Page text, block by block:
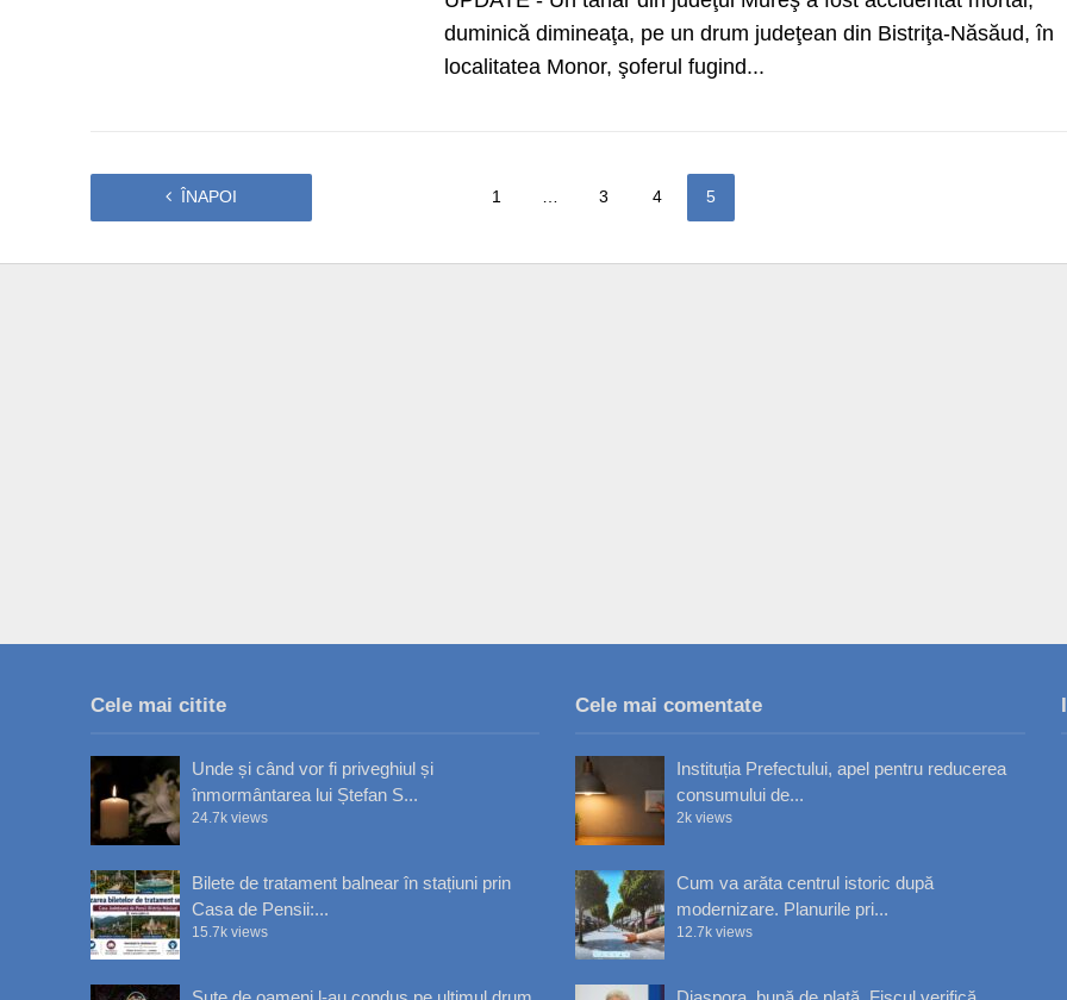
duminică dimineaţa, pe un drum judeţean din Bistriţa-Năsăud, în
localitatea Monor, şoferul fugind...
ÎNAPOI 1 3 4 5
Cele mai citite
Unde și când vor fi priveghiul și
înmormântarea lui Ștefan S...
24.7k views
Bilete de tratament balnear în stațiuni prin
Casa de Pensii:...
15.7k views
Cele mai comentate
Instituția Prefectului, apel pentru reducerea
consumului de...
2k views
Cum va arăta centrul istoric după
modernizare. Planurile pri...
12.7k views